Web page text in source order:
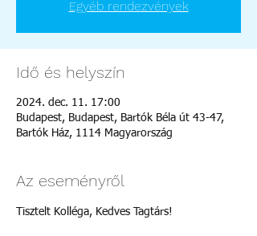
Egyéb rendezvények
Idő és helyszín
2024. dec. 11. 17:00
Budapest, Budapest, Bartók Béla út 43-47,
Bartók Ház, 1114 Magyarország
Az eseményről
Tisztelt Kolléga, Kedves Tagtárs!